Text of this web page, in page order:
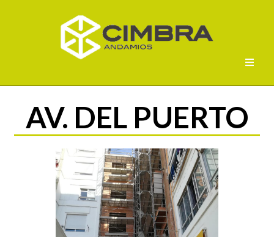
AV. DEL PUERTO